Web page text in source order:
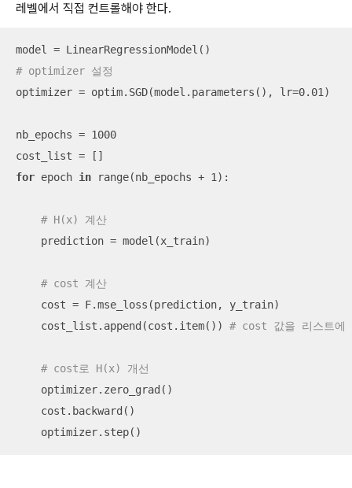
레벨에서 직접 컨트롤해야 한다.
# optimizer 설정
optimizer = optim.SGD(model.parameters(), lr=0.01)
nb_epochs = 1000
for epoch in range(nb_epochs + 1):
# H(x) 계산
    prediction = model(x_train)
# cost 계산
    cost = F.mse_loss(prediction, y_train)
    cost_list.append(cost.item())
# cost 값을 리스트에
# cost로 H(x) 개선
    optimizer.zero_grad()
    cost.backward()
    optimizer.step()